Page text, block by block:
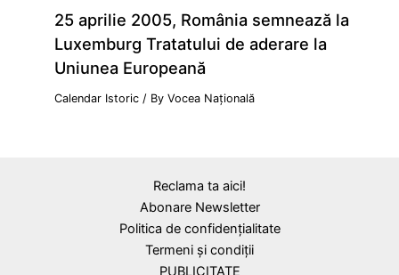
25 aprilie 2005, România semnează la
Luxemburg Tratatului de aderare la
Uniunea Europeană
Calendar Istoric / ByVocea Națională
Reclama ta aici!
Abonare Newsletter
Politica de confidențialitate
Termeni și condiții
PUBLICITATE